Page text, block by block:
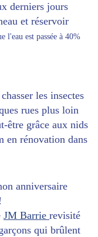
derniers jours
et réservoir
l'eau est passée à 40%
les insectes
rues plus loin
être grâce aux nids
en rénovation dans
anniversaire
JM Barrie revisité
qui brûlent